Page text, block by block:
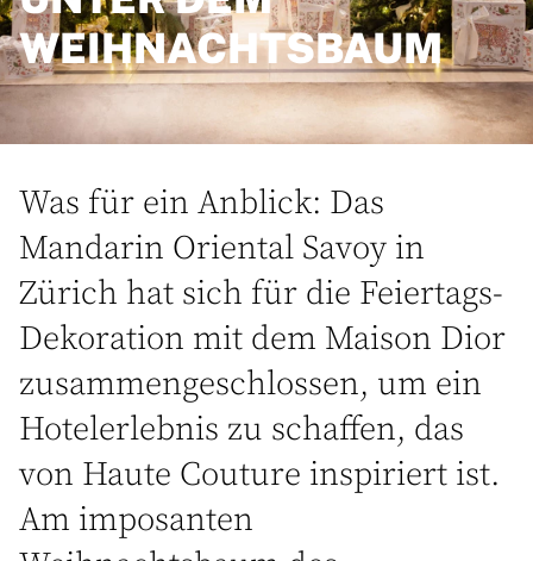
WEIHNACHTSBAUM
Was für ein Anblick: Das
Mandarin Oriental Savoy in
Zürich hat sich für die Feiertags-
Dekoration mit dem Maison Dior
zusammengeschlossen, um ein
Hotelerlebnis zu schaffen, das
von Haute Couture inspiriert ist.
Am imposanten